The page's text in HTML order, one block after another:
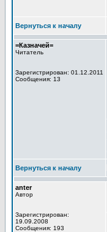
Вернуться к началу
=Казначей=
Читатель
Зарегистрирован: 01.12.2011
Сообщения: 13
Вернуться к началу
anter
Автор
Зарегистрирован:
19.09.2008
Сообщения: 193